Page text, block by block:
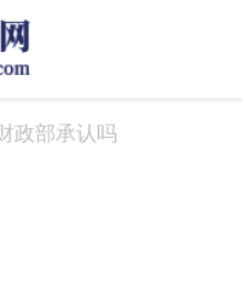
政部承认吗